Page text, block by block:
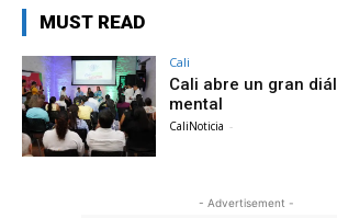
MUST READ
Cali
Cali abre un gran
mental
CaliNoticia -
- Advertisement -